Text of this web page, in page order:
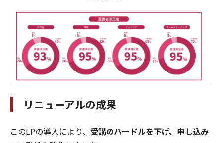
リニューアルの成果
このLPの導入により、 受講のハードルを下げ、申し込み